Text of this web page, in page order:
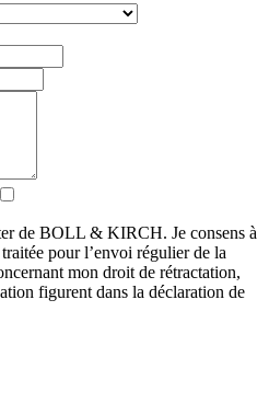
de BOLL & KIRCH. Je consens à
pour l’envoi régulier de la
mon droit de rétractation,
figurent dans la déclaration de